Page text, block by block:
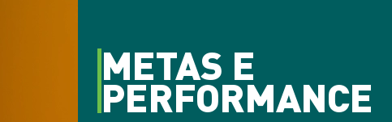
METAS E
PERFORMANCE